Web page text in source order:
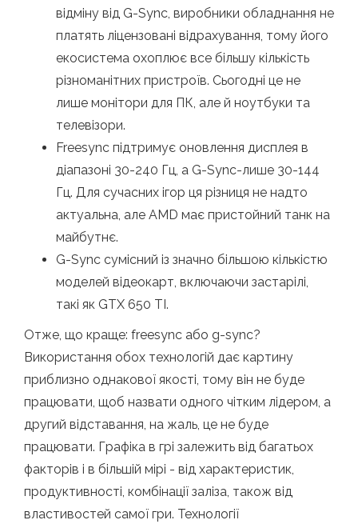
відміну від G-Sync, виробники обладнання не
платять ліцензовані відрахування, тому його
екосистема охоплює все більшу кількість
різноманітних пристроїв. Сьогодні це не
лише монітори для ПК, але й ноутбуки та
телевізори.
Freesync підтримує оновлення дисплея в
діапазоні 30-240 Гц, а G-Sync-лише 30-144
Гц. Для сучасних ігор ця різниця не надто
актуальна, але AMD має пристойний танк на
майбутнє.
G-Sync сумісний із значно більшою кількістю
моделей відеокарт, включаючи застарілі,
такі як GTX 650 TI.
Отже, що краще: freesync або g-sync?
Використання обох технологій дає картину
приблизно однакової якості, тому він не буде
працювати, щоб назвати одного чітким лідером, а
другий відставання, на жаль, це не буде
працювати. Графіка в грі залежить від багатьох
факторів і в більшій мірі - від характеристик,
продуктивності, комбінації заліза, також від
властивостей самої гри. Технології